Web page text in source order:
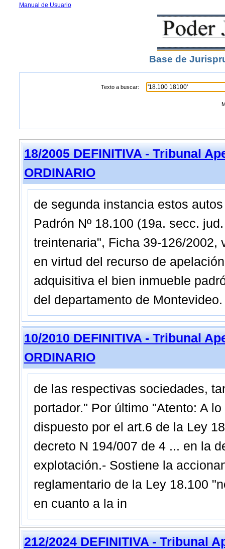
Manual de Usuario
Base de
Texto a buscar:
18/2005 DEFINITIVA - Tribunal
ORDINARIO
de segunda instancia estos
Padrón Nº 18.100 (19a. secc.
treintenaria", Ficha 39-126/2002,
en virtud del recurso de
adquisitiva el bien inmueble
del departamento de
10/2010 DEFINITIVA - Tribunal
ORDINARIO
de las respectivas sociedades,
portador." Por último "Atento: A
dispuesto por el art.6 de la Ley
decreto N 194/007 de 4 ... en la
explotación.- Sostiene la
reglamentario de la Ley 18.100
en cuanto a la in
212/2024 DEFINITIVA - Tribunal